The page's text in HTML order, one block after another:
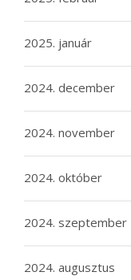
2025. január
2024. december
2024. november
2024. október
2024. szeptember
2024. augusztus